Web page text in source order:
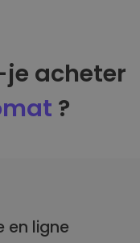
acheter
?
en ligne